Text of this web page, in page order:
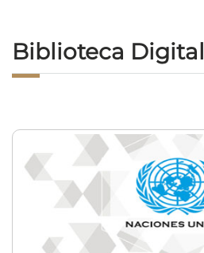
Biblioteca Digital